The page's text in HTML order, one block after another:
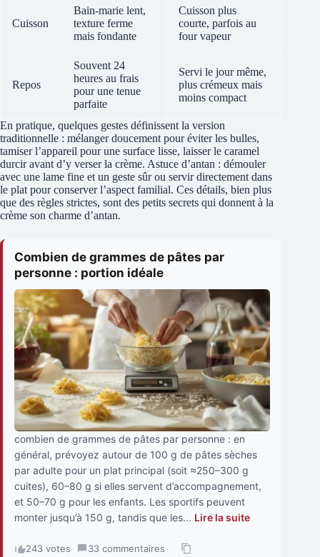
Cuisson
Bain-marie lent,
texture ferme
mais fondante
Cuisson plus
courte, parfois au
four vapeur
Repos
Souvent 24
heures au frais
pour une tenue
parfaite
Servi le jour même,
plus crémeux mais
moins compact
En pratique, quelques gestes définissent la version
traditionnelle : mélanger doucement pour éviter les bulles,
tamiser l’appareil pour une surface lisse, laisser le caramel
durcir avant d’y verser la crème. Astuce d’antan : démouler
avec une lame fine et un geste sûr ou servir directement dans
le plat pour conserver l’aspect familial. Ces détails, bien plus
que des règles strictes, sont des petits secrets qui donnent à la
crème son charme d’antan.
Combien de grammes de pâtes par
personne : portion idéale
combien de grammes de pâtes par personne : en
général, prévoyez autour de 100 g de pâtes sèches
par adulte pour un plat principal (soit ≈250–300 g
cuites), 60–80 g si elles servent d’accompagnement,
et 50–70 g pour les enfants. Les sportifs peuvent
monter jusqu’à 150 g, tandis que les... Lire la suite
243 votes · 33 commentaires ·